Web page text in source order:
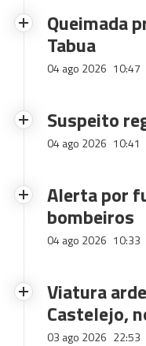
Queimada
Tabua
04 ago 2026 10:47
Suspeito
04 ago 2026 10:41
Alerta por
bombeiros
04 ago 2026 10:33
Viatura
Castelejo,
03 ago 2026 22:53